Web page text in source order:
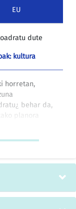
EU
dute
kultura
horretan,
behar da,
planora
bera ere
dadin
(zenit-